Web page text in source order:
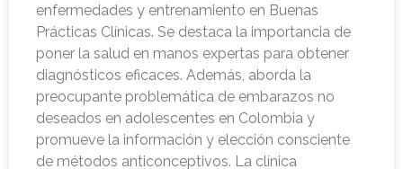
enfermedades y entrenamiento en Buenas
Prácticas Clínicas. Se destaca la importancia de
poner la salud en manos expertas para obtener
diagnósticos eficaces. Además, aborda la
preocupante problemática de embarazos no
deseados en adolescentes en Colombia y
promueve la información y elección consciente
de métodos anticonceptivos. La clínica